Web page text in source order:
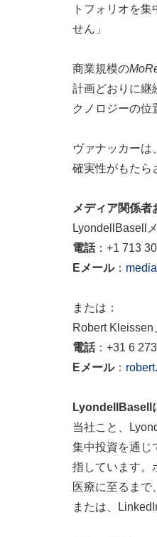
トフォリオを
せん」
商業規模の
計画どおりに継
クノロジーの位
ヴァナッカーは
確実性がもたら
メディア関係者
LyondellBasell
電話：+1 713
E メール：
または：
Robert Kleissen
電話：+31 6
E メール：
LyondellBasell
当社こと、
集中投資を通じ
指しています。
医療に至るまで
または、